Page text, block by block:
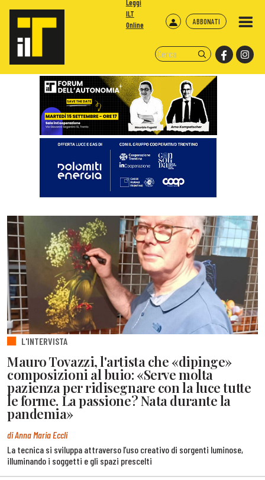
ABBONATI
Leggi
ILT
Online
L'INTERVISTA
Mauro Tovazzi, l'artista che «dipinge»
composizioni al buio: «Serve molta
pazienza per ridisegnare con la luce tutte
le forme. La passione? Nata durante la
pandemia»
di Anna Maria Eccli
La tecnica si sviluppa attraverso l’uso creativo di sorgenti luminose,
illuminando i soggetti e gli spazi prescelti